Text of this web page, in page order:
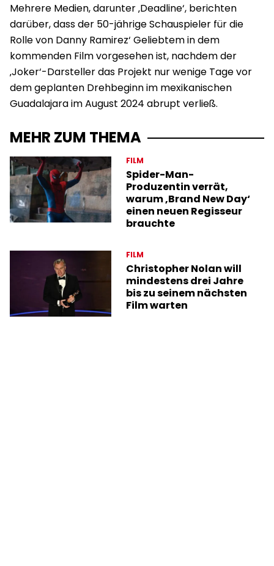
Mehrere Medien, darunter ‚Deadline‘, berichten
darüber, dass der 50-jährige Schauspieler für die
Rolle von Danny Ramirez‘ Geliebtem in dem
kommenden Film vorgesehen ist, nachdem der
‚Joker‘-Darsteller das Projekt nur wenige Tage vor
dem geplanten Drehbeginn im mexikanischen
Guadalajara im August 2024 abrupt verließ.
MEHR ZUM THEMA
FILM
Spider-Man-
Produzentin verrät,
warum ‚Brand New Day‘
einen neuen Regisseur
brauchte
FILM
Christopher Nolan will
mindestens drei Jahre
bis zu seinem nächsten
Film warten